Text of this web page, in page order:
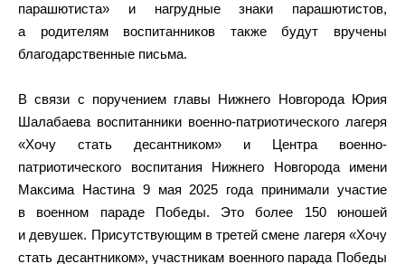
парашютиста» и нагрудные знаки парашютистов,
а родителям воспитанников также будут вручены
благодарственные письма.
В связи с поручением главы Нижнего Новгорода Юрия
Шалабаева воспитанники военно-патриотического лагеря
«Хочу стать десантником» и Центра военно-
патриотического воспитания Нижнего Новгорода имени
Максима Настина 9 мая 2025 года принимали участие
в военном параде Победы. Это более 150 юношей
и девушек. Присутствующим в третей смене лагеря «Хочу
стать десантником», участникам военного парада Победы